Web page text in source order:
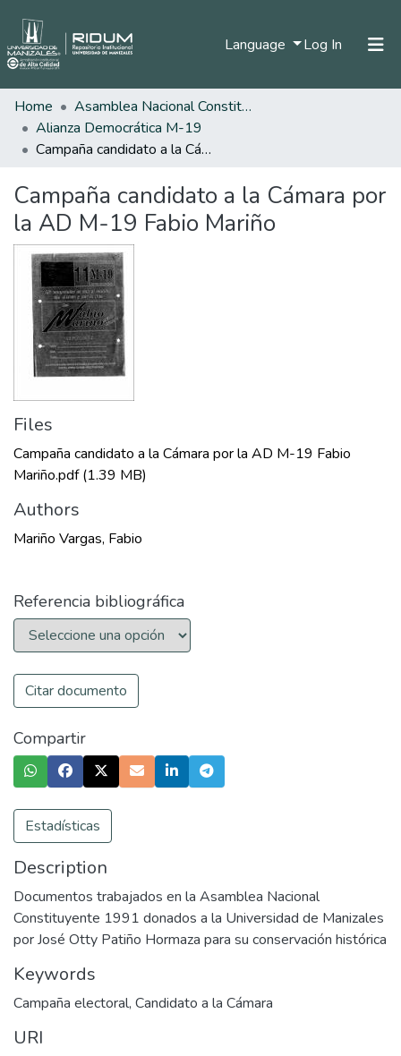
Language Log In (current)
Statistics
Home
Asamblea Nacional Constituyente
Alianza Democrática M-19
Campaña candidato a la Cámara por la AD M-19 Fabio Mariño
Campaña candidato a la Cámara por
la AD M-19 Fabio Mariño
Files
Campaña candidato a la Cámara por la AD M-19 Fabio
Mariño.pdf(1.39 MB)
Authors
Mariño Vargas, Fabio
Referencia bibliográfica
Citar documento
Compartir
Estadísticas
Description
Documentos trabajados en la Asamblea Nacional
Constituyente 1991 donados a la Universidad de Manizales
por José Otty Patiño Hormaza para su conservación histórica
Keywords
Campaña electoral, Candidato a la Cámara
URI